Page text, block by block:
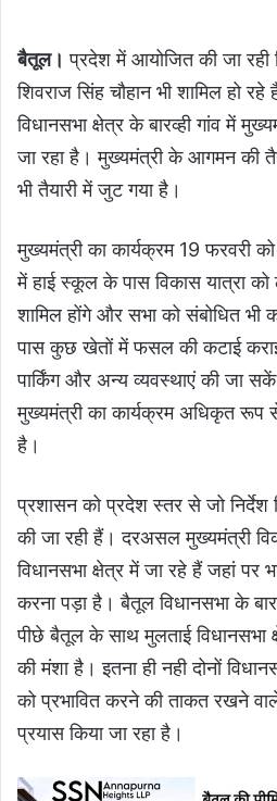
बैतूल। प्रदेश में आयोजित की जा रही
शिवराज सिंह चौहान भी शामिल हो
विधानसभा क्षेत्र के बारव्ही गांव में
जा रहा है। मुख्यमंत्री के आगमन की
भी तैयारी में जुट गया है।
मुख्यमंत्री का कार्यक्रम 19 फरवरी
में हाई स्कूल के पास विकास यात्रा
शामिल होंगे और सभा को संबोधित
पास कुछ खेतों में फसल की कटाई कराई
पार्किंग और अन्य व्यवस्थाएं की जा
मुख्यमंत्री का कार्यक्रम अधिकृत रूप
है।
प्रशासन को प्रदेश स्तर से जो
की जा रही हैं। दरअसल मुख्यमंत्री
विधानसभा क्षेत्र में जा रहे हैं जहां पर
करना पड़ा है। बैतूल विधानसभा के
पीछे बैतूल के साथ मुलताई विधानसभा
की मंशा है। इतना ही नही दोनों
को प्रभावित करने की ताकत रखने
प्रयास किया जा रहा है।